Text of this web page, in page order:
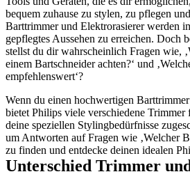
bequem zuhause zu stylen, zu pflegen
Barttrimmer und Elektrorasierer werden
gepflegtes Aussehen zu erreichen. Doch
stellst du dir wahrscheinlich Fragen wie,
einem Bartschneider achten?‘ und
empfehlenswert‘?
Wenn du einen hochwertigen
bietet Philips viele verschiedene
deine speziellen Stylingbedürfnisse
um Antworten auf Fragen wie ‚Welcher
zu finden und entdecke deinen idealen
Unterschied Trimmer